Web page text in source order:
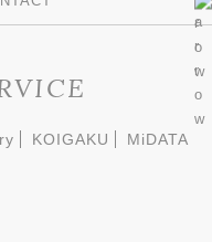
KOIGAKU MiDATA